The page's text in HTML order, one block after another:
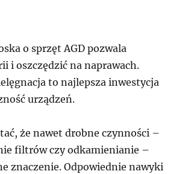
o sprzęt AGD pozwala
i oszczędzić na naprawach.
to najlepsza inwestycja
urządzeń.
że nawet drobne czynności –
filtrów czy odkamienianie –
znaczenie. Odpowiednie nawyki